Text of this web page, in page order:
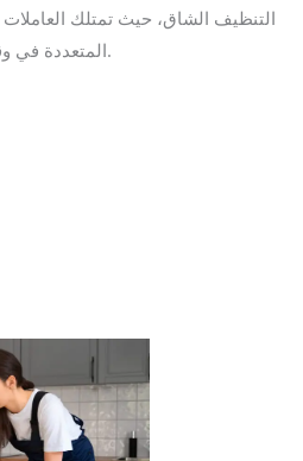
التنظيف الشاق، حيث تمتلك العاملات
المتعددة في وقت قياسي وبأقل جهد ممكن.